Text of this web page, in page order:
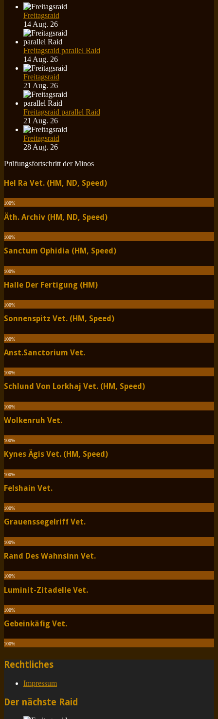
Freitagsraid
14 Aug. 26
Freitagsraid parallel Raid
14 Aug. 26
Freitagsraid
21 Aug. 26
Freitagsraid parallel Raid
21 Aug. 26
Freitagsraid
28 Aug. 26
Prüfungsfortschritt der Minos
Hel Ra Vet. (HM, ND, Speed)
100%
Äth. Archiv (HM, ND, Speed)
100%
Sanctum Ophidia (HM, Speed)
100%
Halle Der Fertigung (HM)
100%
Sonnenspitz Vet. (HM, Speed)
100%
Anst.Sanctorium Vet.
100%
Schlund Von Lorkhaj Vet. (HM, Speed)
100%
Wolkenruh Vet.
100%
Kynes Ägis Vet. (HM, Speed)
100%
Felshain Vet.
100%
Grauenssegelriff Vet.
100%
Rand Des Wahnsinn Vet.
100%
Luminit-Zitadelle Vet.
100%
Gebeinkäfig Vet.
100%
Rechtliches
Impressum
Der nächste Raid